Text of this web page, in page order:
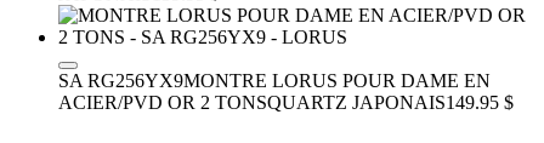
SA RG256YX9MONTRE LORUS POUR DAME EN
ACIER/PVD OR 2 TONSQUARTZ JAPONAIS149.95 $